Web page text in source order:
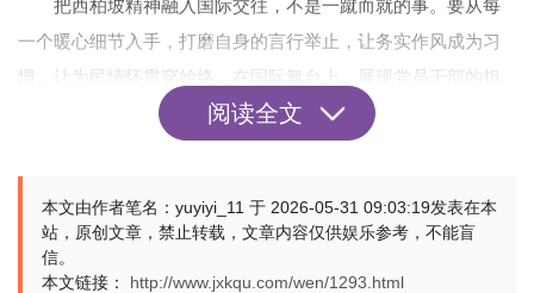
把西柏坡精神融入国际交往，不是一蹴而就的事。要从每
一个暖心细节入手，打磨自身的言行举止，让务实作风成为习
惯，让为民情怀贯穿始终。在国际舞台上，展现党员干部的担
当与风范，让世界看到中国精神的温度。没有捷径可走，只有
外交现场的暖心细节，是精神的窗口。2026年的党员干
部，要以西柏坡精神为指引，在国际交往中践行初心使命。让
阅读全文
本文由作者笔名：yuyiyi_11 于 2026-05-31 09:03:19发表在本
站，原创文章，禁止转载，文章内容仅供娱乐参考，不能盲
信。
本文链接： http://www.jxkqu.com/wen/1293.html